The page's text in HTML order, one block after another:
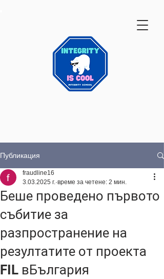
Публикация
Беше проведено първото
събитие за
разпространение на
резултатите от проекта
FIL вБългария
fraudline16
3.03.2025 г. време за четене: 2 мин.